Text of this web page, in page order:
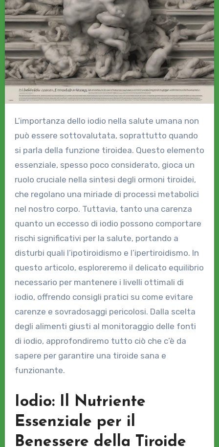
L’importanza dello iodio nella salute umana non
può essere sottovalutata, soprattutto quando
si parla della funzione tiroidea. Questo elemento
essenziale, spesso poco considerato, gioca un
ruolo cruciale nella sintesi degli ormoni tiroidei,
che regolano una miriade di processi metabolici
nel nostro corpo. Tuttavia, tanto una carenza
quanto un eccesso di iodio possono comportare
rischi significativi per la salute, portando a
disturbi quali l’ipotiroidismo e l’ipertiroidismo. In
questo articolo, esploreremo il delicato equilibrio
necessario per mantenere i livelli ottimali di
iodio, offrendo consigli pratici su come evitare
carenze e sovradosaggi pericolosi. Dalla scelta
degli alimenti giusti al monitoraggio delle fonti
di iodio, approfondiremo tutto ciò che c’è da
sapere per garantire una tiroide sana e
funzionante.
Iodio: Il Nutriente
Essenziale per il
Benessere della Tiroide